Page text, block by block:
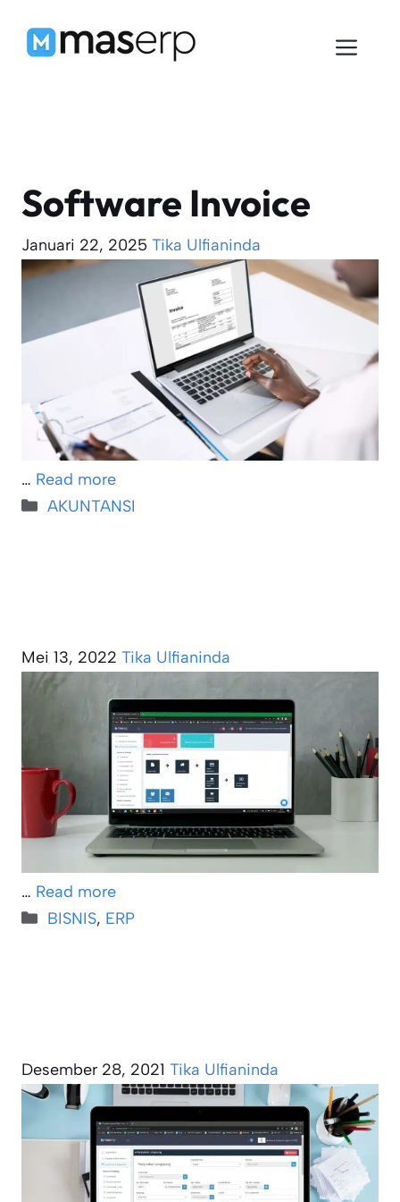
Software Invoice
Januari 22, 2025 Tika Ulfianinda
… Read more
Kategori
AKUNTANSI
Mei 13, 2022 Tika Ulfianinda
… Read more
Kategori
BISNIS, ERP
Desember 28, 2021 Tika Ulfianinda